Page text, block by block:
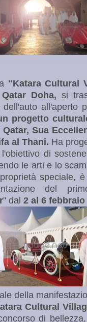
"Katara Cultural
Qatar Doha, si
dell'auto all'aperto
progetto
Sua
al Thani. Ha
di
le arti e lo
speciale,
del
" dal 2 al 6 febbraio
della
Cultural
di